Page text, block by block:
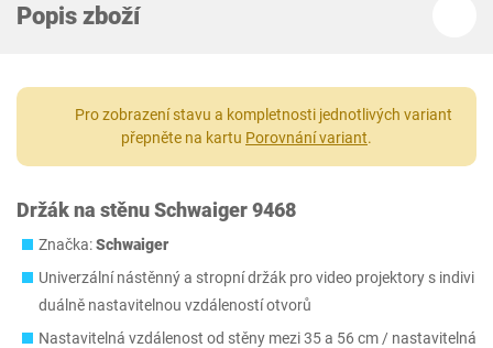
Popis zboží
Pro zobrazení stavu a kompletnosti jednotlivých variant
přepněte na kartu Porovnání variant.
Držák na stěnu Schwaiger 9468
Značka:Schwaiger
Univerzální nástěnný a stropní držák pro video projektory s indivi
duálně nastavitelnou vzdáleností otvorů
Nastavitelná vzdálenost od stěny mezi 35 a 56 cm / nastavitelná